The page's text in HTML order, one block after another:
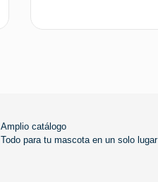
Amplio catálogo
Todo para tu mascota en un solo lugar